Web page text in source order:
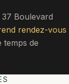
Boulevard
rendez-vous
temps de